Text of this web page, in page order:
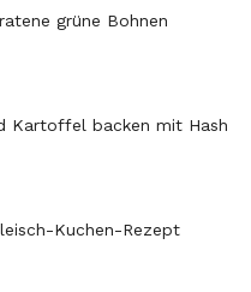
grüne Bohnen
Kartoffel backen mit Hash
Kuchen-Rezept